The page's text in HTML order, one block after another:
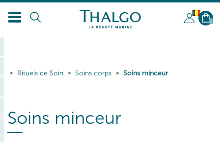
BL
0
Rituels de Soin Soins corps Soins minceur
Soins minceur